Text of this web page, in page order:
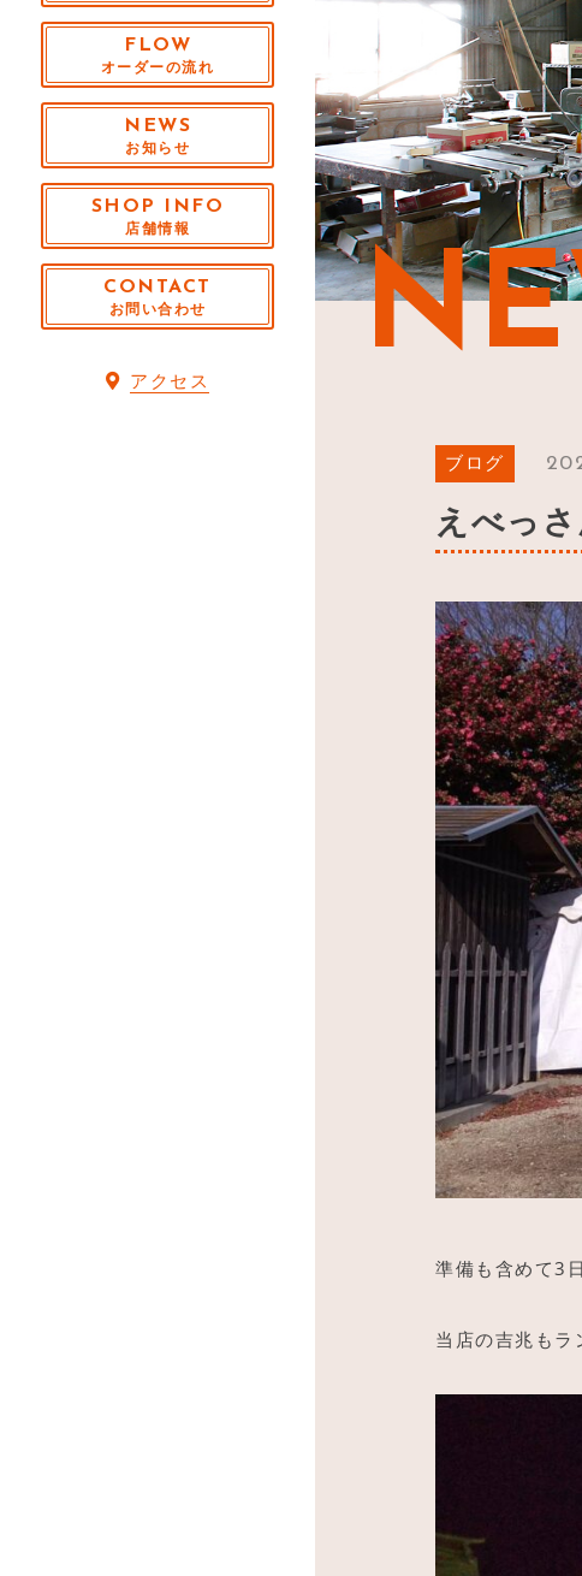
FLOW
オーダーの流れ
NEWS
お知らせ
SHOP INFO
店舗情報
CONTACT
お問い合わせ
アクセス
ブログ
えべっさ
準備も含めて3
当店の吉兆もラ